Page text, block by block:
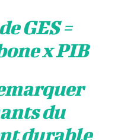
GES =
x PIB
du
durable